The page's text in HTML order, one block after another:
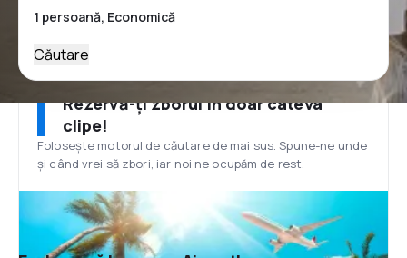
Căutare
Rezervă-ți zborul în doar câteva
clipe!
Folosește motorul de căutare de mai sus. Spune-ne unde
și când vrei să zbori, iar noi ne ocupăm de rest.